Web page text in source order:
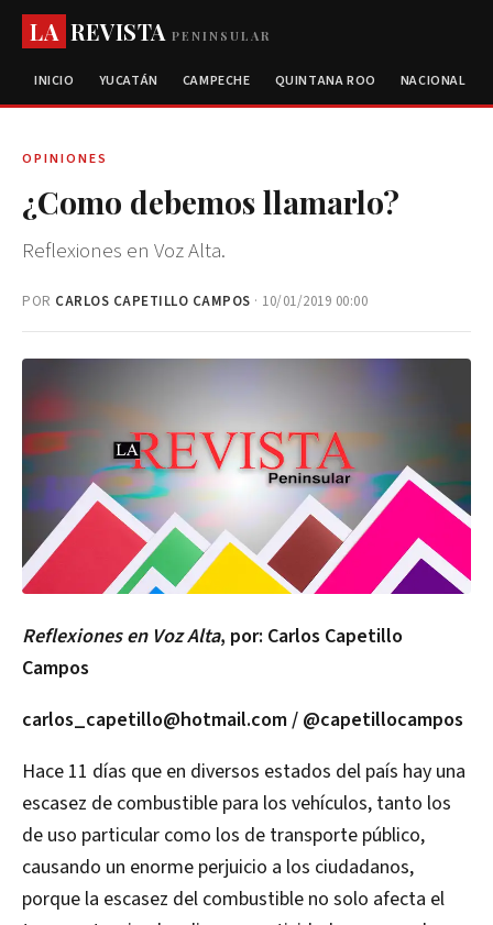
LA REVISTAPENINSULAR
INICIO YUCATÁN CAMPECHE QUINTANA ROO NACIONAL
OPINIONES
¿Como debemos llamarlo?
Reflexiones en Voz Alta.
POR CARLOS CAPETILLO CAMPOS · 10/01/2019 00:00
Reflexiones en Voz Alta, por: Carlos Capetillo
Campos
carlos_capetillo@hotmail.com / @capetillocampos
Hace 11 días que en diversos estados del país hay una
escasez de combustible para los vehículos, tanto los
de uso particular como los de transporte público,
causando un enorme perjuicio a los ciudadanos,
porque la escasez del combustible no solo afecta el